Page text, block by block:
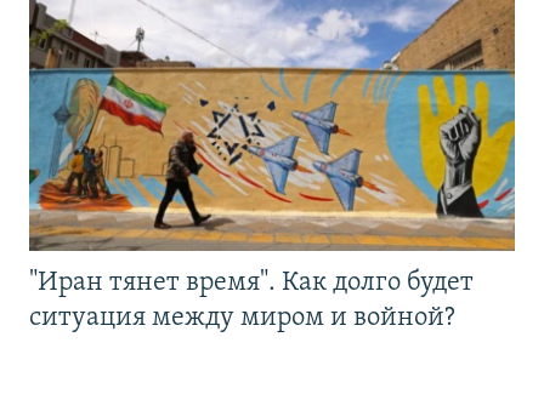
"Иран тянет время". Как долго будет
ситуация между миром и войной?